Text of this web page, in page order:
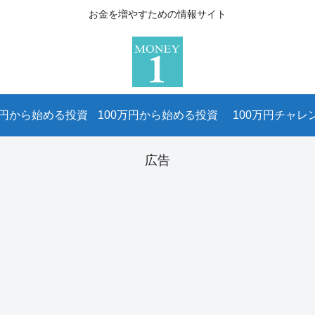
お金を増やすための情報サイト
から始める投資 100万円から始める投資 100万円チャレ
広告